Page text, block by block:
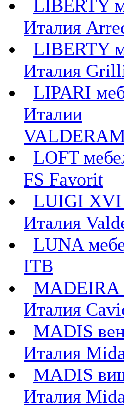
LIBERTY
Италия
LIBERTY
Италия
LIPARI
Италии
LOFT
FS Favorit
LUIGI XVI
Италия
LUNA
ITB
MADEIRA
Италия
MADIS
Италия
MADIS
Италия